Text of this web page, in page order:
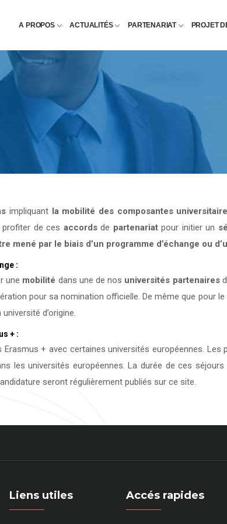
A PROPOS ACTUALITÉS PARTENARIAT PROJET
impliquant la mobilité des composantes
profiter de ces accordsde partenariatpour initier un
mené par le biais d’un programme d’échange ou
:
une mobilité dans une de nos universités partenaires
pour sa nomination officielle. De même que pour le
d’origine.
+ :
Erasmus + avec certaines universités européennes.
les universités européennes. La durée de ces
seront régulièrement publiés sur ce site.
Liens utiles Accés rapides